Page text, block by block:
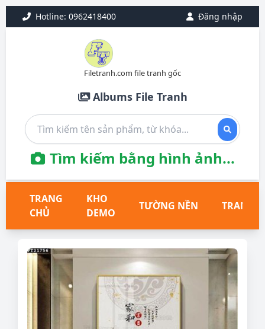
Hotline: 0962418400 Đăng nhập
Filetranh.com file tranh gốc
Albums File Tranh
Tìm kiếm bằng hình ảnh...
TRANG
CHỦ
KHO
DEMO
TƯỜNG NỀN TRANH